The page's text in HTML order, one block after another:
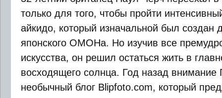
только для того, чтобы пройти
айкидо, который изначальной был создан
японского ОМОНа. Но изучив все
искусства, он решил остаться жить в
восходящего солнца. Год назад внимание
необычный блог Blipfoto.com, который